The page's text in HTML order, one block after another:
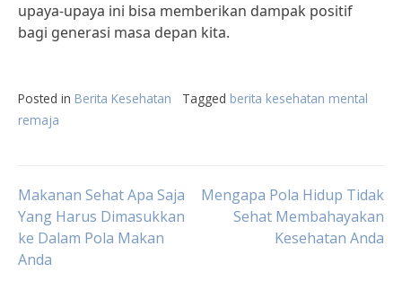
upaya-upaya ini bisa memberikan dampak positif
bagi generasi masa depan kita.
Posted in Berita Kesehatan Tagged berita kesehatan mental
remaja
Post
navigation
Makanan Sehat Apa Saja
Yang Harus Dimasukkan
ke Dalam Pola Makan
Anda
Mengapa Pola Hidup Tidak
Sehat Membahayakan
Kesehatan Anda